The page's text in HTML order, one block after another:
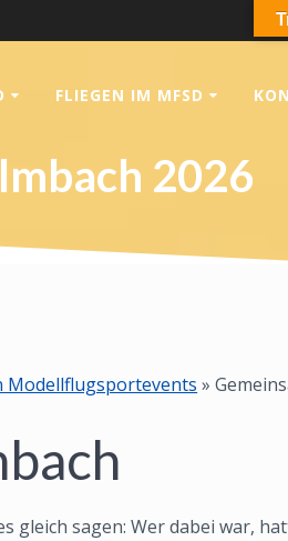
FLIEGEN IM MFSD
2026
Modellflugsportevents »
gleich sagen: Wer dabei war,